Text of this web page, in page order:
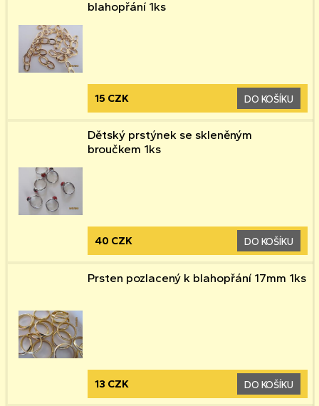
blahopřání 1ks
15 CZK DO KOŠÍKU
Dětský prstýnek se skleněným
broučkem 1ks
40 CZK DO KOŠÍKU
Prsten pozlacený k blahopřání 17mm 1ks
13 CZK DO KOŠÍKU